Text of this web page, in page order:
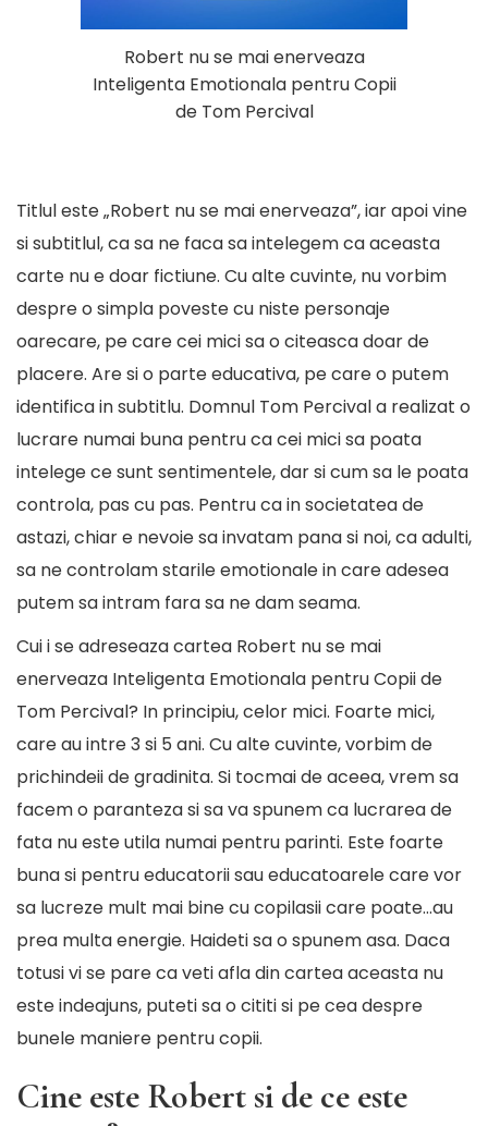
Robert nu se mai enerveaza
Inteligenta Emotionala pentru Copii
de Tom Percival
Titlul este „Robert nu se mai enerveaza”, iar apoi vine
si subtitlul, ca sa ne faca sa intelegem ca aceasta
carte nu e doar fictiune. Cu alte cuvinte, nu vorbim
despre o simpla poveste cu niste personaje
oarecare, pe care cei mici sa o citeasca doar de
placere. Are si o parte educativa, pe care o putem
identifica in subtitlu. Domnul Tom Percival a realizat o
lucrare numai buna pentru ca cei mici sa poata
intelege ce sunt sentimentele, dar si cum sa le poata
controla, pas cu pas. Pentru ca in societatea de
astazi, chiar e nevoie sa invatam pana si noi, ca adulti,
sa ne controlam starile emotionale in care adesea
putem sa intram fara sa ne dam seama.
Cui i se adreseaza cartea Robert nu se mai
enerveaza Inteligenta Emotionala pentru Copii de
Tom Percival? In principiu, celor mici. Foarte mici,
care au intre 3 si 5 ani. Cu alte cuvinte, vorbim de
prichindeii de gradinita. Si tocmai de aceea, vrem sa
facem o paranteza si sa va spunem ca lucrarea de
fata nu este utila numai pentru parinti. Este foarte
buna si pentru educatorii sau educatoarele care vor
sa lucreze mult mai bine cu copilasii care poate…au
prea multa energie. Haideti sa o spunem asa. Daca
totusi vi se pare ca veti afla din cartea aceasta nu
este indeajuns, puteti sa o cititi si pe cea despre
bunele maniere pentru copii.
Cine este Robert si de ce este